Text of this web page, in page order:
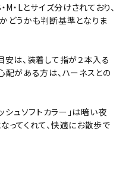
・Lとサイズ分けされており、
どうかも判断基準となりま
は、装着して指が２本入る
配がある方は、ハーネスとの
ュソフトカラー」は暗い夜
ってくれて、快適にお散歩で